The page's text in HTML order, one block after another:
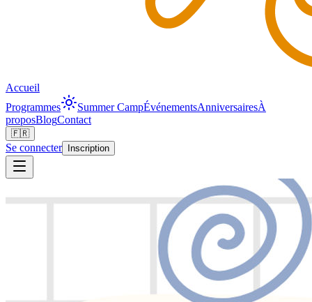
Accueil
Programmes
Summer CampÉvénementsAnniversairesÀ
proposBlogContact
🇫🇷
Se connecter Inscription